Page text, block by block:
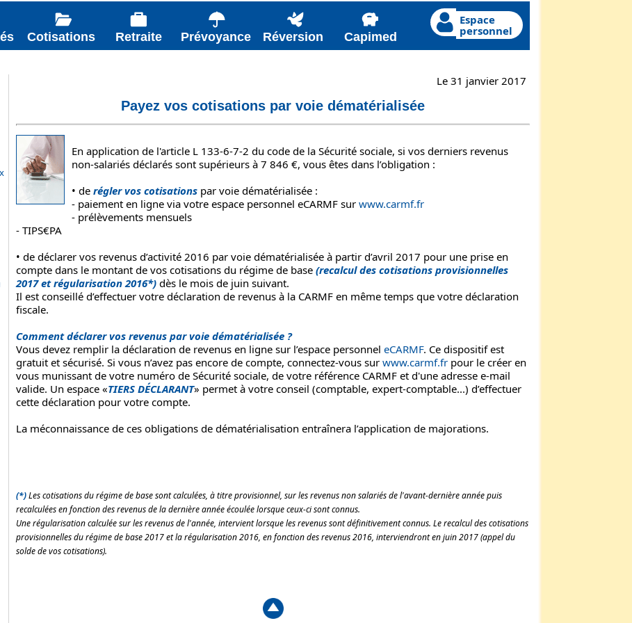
Cotisations Retraite Prévoyance Réversion Capimed
Espace
personnel
Le 31 janvier 2017
Payez vos cotisations par voie dématérialisée
En application de l'article L 133-6-7-2 du code de la Sécurité sociale, si vos derniers revenus
non-salariés déclarés sont supérieurs à 7 846 €, vous êtes dans l’obligation :
• de régler vos cotisations par voie dématérialisée :
- paiement en ligne via votre espace personnel eCARMF sur www.carmf.fr
- prélèvements mensuels
- TIPS€PA
• de déclarer vos revenus d’activité 2016 par voie dématérialisée à partir d’avril 2017 pour une prise en
compte dans le montant de vos cotisations du régime de base (recalcul des cotisations provisionnelles
2017 et régularisation 2016*) dès le mois de juin suivant.
Il est conseillé d’effectuer votre déclaration de revenus à la CARMF en même temps que votre déclaration
fiscale.
Comment déclarer vos revenus par voie dématérialisée ?
Vous devez remplir la déclaration de revenus en ligne sur l’espace personnel eCARMF. Ce dispositif est
gratuit et sécurisé. Si vous n’avez pas encore de compte, connectez-vous sur www.carmf.fr pour le créer en
vous munissant de votre numéro de Sécurité sociale, de votre référence CARMF et d'une adresse e-mail
valide. Un espace «TIERS DÉCLARANT» permet à votre conseil (comptable, expert-comptable...) d’effectuer
cette déclaration pour votre compte.
La méconnaissance de ces obligations de dématérialisation entraînera l’application de majorations.
(*)Les cotisations du régime de base sont calculées, à titre provisionnel, sur les revenus non salariés de l'avant-dernière année puis
recalculées en fonction des revenus de la dernière année écoulée lorsque ceux-ci sont connus.
Une régularisation calculée sur les revenus de l'année, intervient lorsque les revenus sont définitivement connus. Le recalcul des cotisations
provisionnelles du régime de base 2017 et la régularisation 2016, en fonction des revenus 2016, interviendront en juin 2017 (appel du
solde de vos cotisations).